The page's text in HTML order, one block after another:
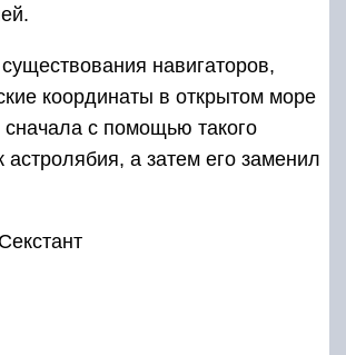
навигаторов,
координаты в открытом море
с помощью такого
астролябия, а затем его заменил